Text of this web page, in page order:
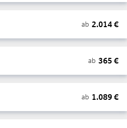
ab 2.014€
ab 365 €
ab 1.089€